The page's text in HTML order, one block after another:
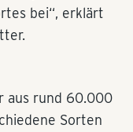
bei“, erklärt
aus rund 60.000
Sorten